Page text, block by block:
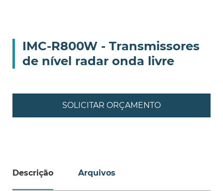
IMC-R800W - Transmissores
de nível radar onda livre
SOLICITAR ORÇAMENTO
Descrição Arquivos